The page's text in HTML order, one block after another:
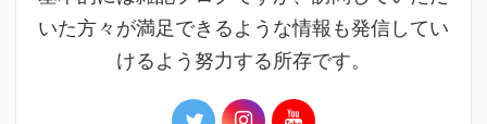
いた方々が満足できるような情報も発信してい
けるよう努力する所存です。